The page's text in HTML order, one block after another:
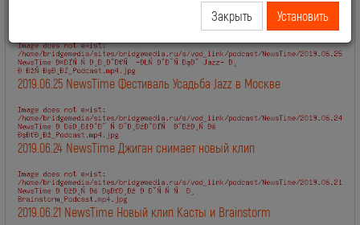
Закрыть Установить
2019.06.27 NewsTime Новый клип Филиппа Киркорова
2019.06.25 NewsTime Фестиваль Усадьба Jazz в Москве
2019.06.24 NewsTime Джиган снимает новый клип
2019.06.21 NewsTime Новый клип Касты и Brainstorm